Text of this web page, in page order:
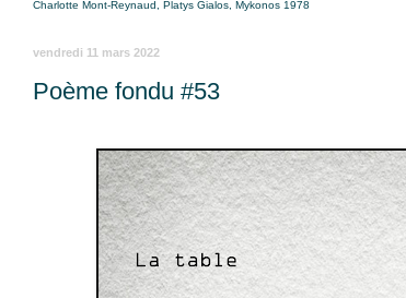
Charlotte Mont-Reynaud, Platys Gialos, Mykonos 1978
vendredi 11 mars 2022
Poème fondu #53